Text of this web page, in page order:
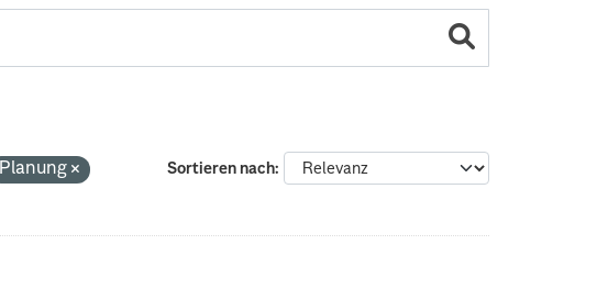
Sortieren nach
Planung